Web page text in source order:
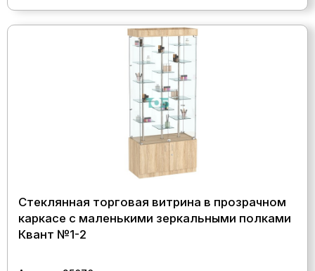
Стеклянная торговая витрина в прозрачном
каркасе с маленькими зеркальными полками
Квант №1-2